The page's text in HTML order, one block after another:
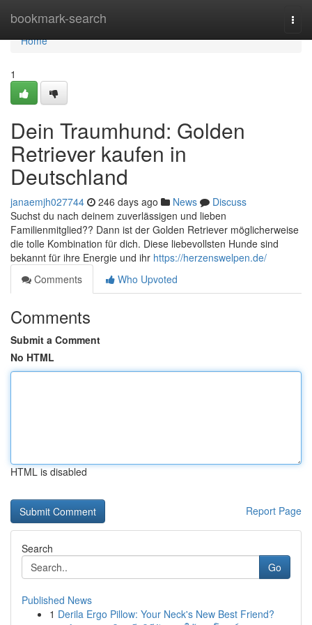
bookmark-search
Home
Home
1
Dein Traumhund: Golden
Retriever kaufen in
Deutschland
janaemjh027744 246 days ago News
Discuss
Suchst du nach deinem zuverlässigen und lieben
Familienmitglied?? Dann ist der Golden Retriever möglicherweise
die tolle Kombination für dich. Diese liebevollsten Hunde sind
bekannt für ihre Energie und ihr https://herzenswelpen.de/
Comments
Who Upvoted
Comments
Submit a Comment
No HTML
HTML is disabled
Report Page
Search
Go
Published News
1 Derila Ergo Pillow: Your Neck's New Best Friend?